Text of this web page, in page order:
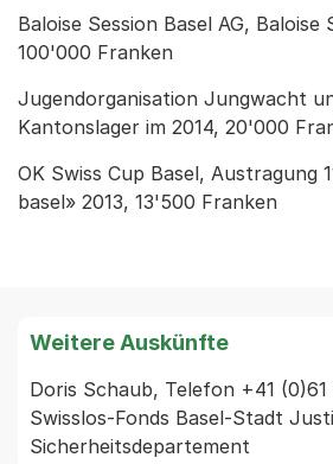
Baloise Session Basel AG, Baloise
100'000 Franken
Jugendorganisation Jungwacht
Kantonslager im 2014, 20'000
OK Swiss Cup Basel, Austragung
basel» 2013, 13'500 Franken
Weitere Auskünfte
Doris Schaub, Telefon +41
Swisslos-Fonds Basel-Stadt
Sicherheitsdepartement